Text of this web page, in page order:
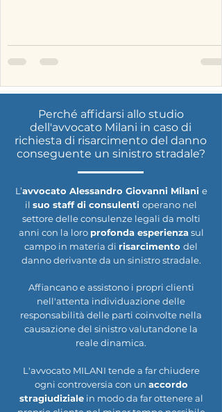
Perché affidarsi allo studio
dell'avvocato Milani in caso di
richiesta di risarcimento del danno
conseguente un sinistro stradale?
L’avvocato Alessandro Giovanni Milani e
il suo staff di consulenti operano nel
settore delle consulenze legali da molti
anni con la loro profonda esperienzasul
campo in materia di risarcimento del
danno derivante da un sinistro stradale.
Affiancano e assistono i propri clienti
nell'attenta individuazione delle
responsabilità delle parti coinvolte nella
causazione del sinistro valutandone la
reale dinamica.
L'avvocato MILANI tende a far chiudere
ogni controversia con un accordo
stragiudizialein modo da far ottenere al